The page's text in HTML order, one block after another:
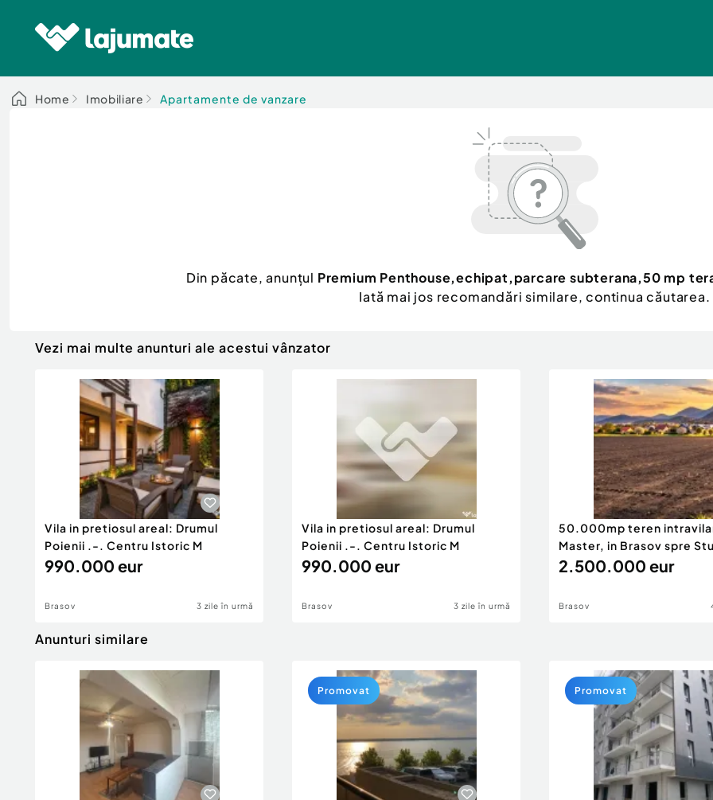
Home Imobiliare Apartamente de vanzare
Din păcate, anunțul Premium Penthouse,echipat,parcare subterana,50 mp
Iată mai jos recomandări similare, continua căutarea.
Vezi mai multe anunturi ale acestui vânzator
Vila in pretiosul areal: Drumul
Poienii .-. Centru Istoric M
990.000 eur
Brasov 3 zile în urmă
Vila in pretiosul areal: Drumul
Poienii .-. Centru Istoric M
990.000 eur
Brasov 3 zile în urmă
50.000mp teren
Master, in Brasov spre
2.500.000 eur
Brasov
Anunturi similare
Promovat Promovat